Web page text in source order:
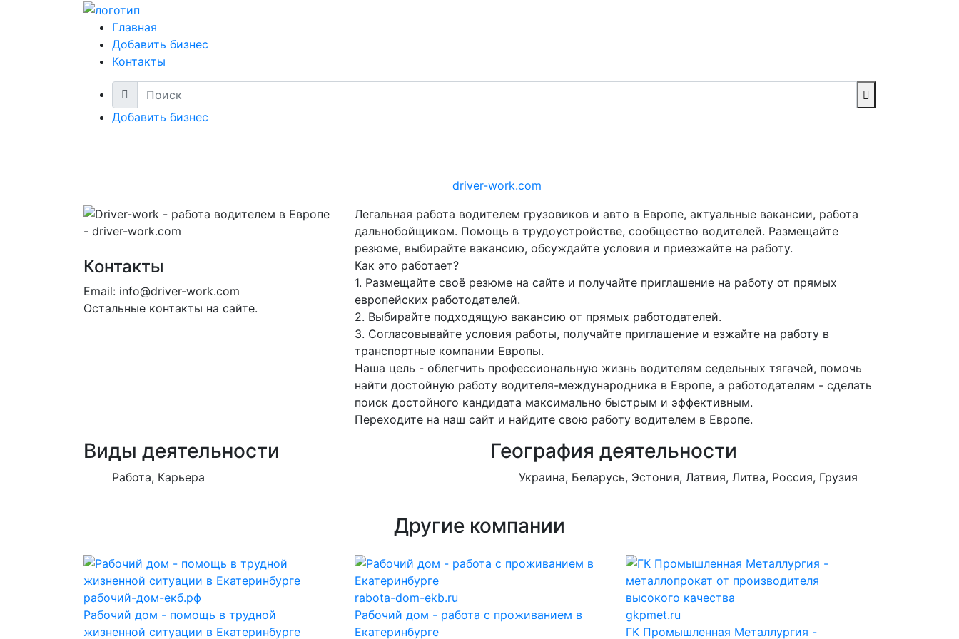
Главная
Добавить бизнес
Контакты
Добавить бизнес
driver-work.com
Контакты
Email: info@driver-work.com
Остальные контакты на сайте.
Легальная работа водителем грузовиков и авто в Европе, актуальные вакансии, работа
дальнобойщиком. Помощь в трудоустройстве, сообщество водителей. Размещайте
резюме, выбирайте вакансию, обсуждайте условия и приезжайте на работу.
Как это работает?
1. Размещайте своё резюме на сайте и получайте приглашение на работу от прямых
европейских работодателей.
2. Выбирайте подходящую вакансию от прямых работодателей.
3. Согласовывайте условия работы, получайте приглашение и езжайте на работу в
транспортные компании Европы.
Наша цель - облегчить профессиональную жизнь водителям седельных тягачей, помочь
найти достойную работу водителя-международника в Европе, а работодателям - сделать
поиск достойного кандидата максимально быстрым и эффективным.
Переходите на наш сайт и найдите свою работу водителем в Европе.
Виды деятельности
Работа, Карьера
География деятельности
Украина, Беларусь, Эстония, Латвия, Литва, Россия, Грузия
Другие компании
рабочий-дом-екб.рф
Рабочий дом - помощь в трудной
жизненной ситуации в Екатеринбурге
rabota-dom-ekb.ru
Рабочий дом - работа с проживанием в
Екатеринбурге
gkpmet.ru
ГК Промышленная Металлургия -